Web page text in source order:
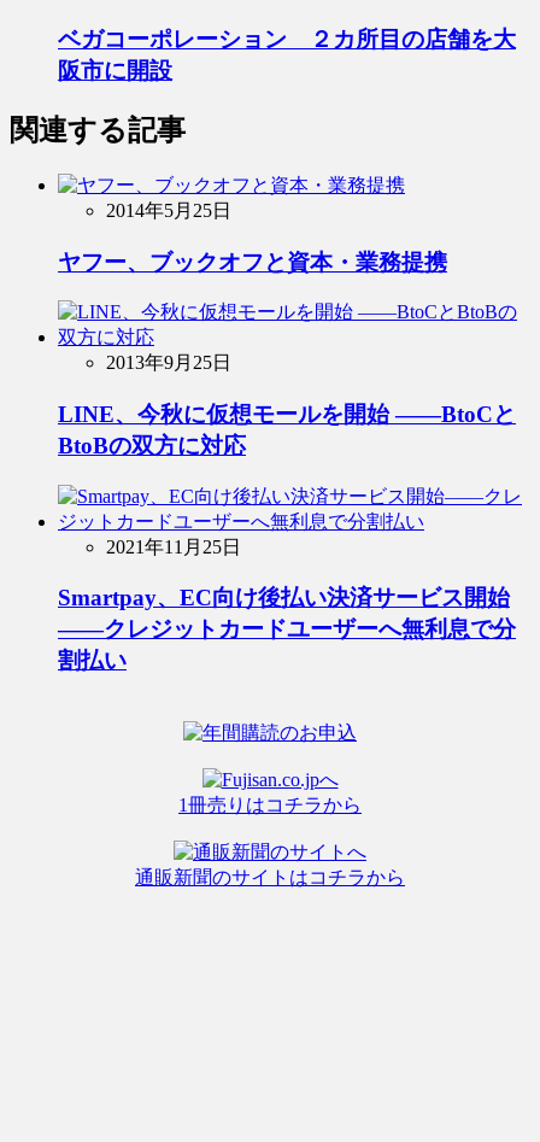
ベガコーポレーション ２カ所目の店舗を大
阪市に開設
関連する記事
2014年5月25日
ヤフー、ブックオフと資本・業務提携
2013年9月25日
LINE、今秋に仮想モールを開始 ――BtoCと
BtoBの双方に対応
2021年11月25日
Smartpay、EC向け後払い決済サービス開始
――クレジットカードユーザーへ無利息で分
割払い
1冊売りはコチラから
通販新聞のサイトはコチラから